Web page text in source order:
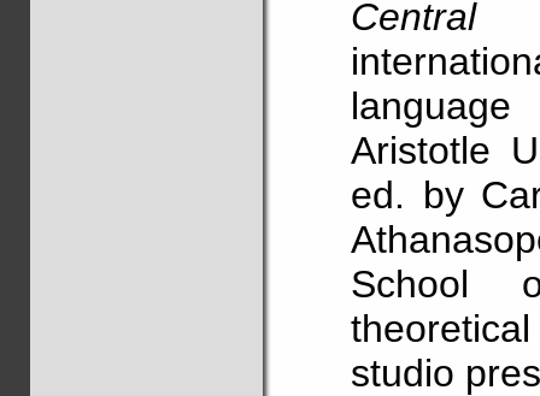
Central
Aristotle
ed. by
School
studio